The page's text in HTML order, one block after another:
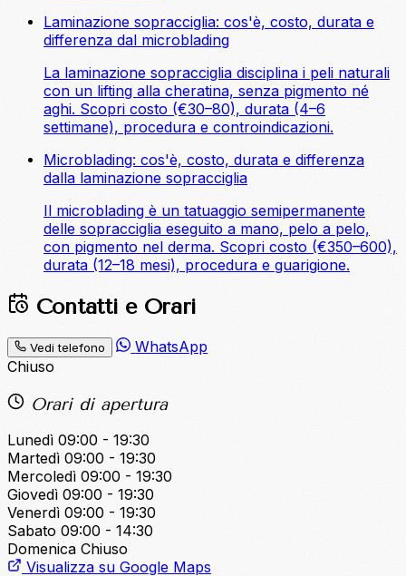
Laminazione sopracciglia: cos'è, costo, durata e
differenza dal microblading
La laminazione sopracciglia disciplina i peli naturali
con un lifting alla cheratina, senza pigmento né
aghi. Scopri costo (€30–80), durata (4–6
settimane), procedura e controindicazioni.
Microblading: cos'è, costo, durata e differenza
dalla laminazione sopracciglia
Il microblading è un tatuaggio semipermanente
delle sopracciglia eseguito a mano, pelo a pelo,
con pigmento nel derma. Scopri costo (€350–600),
durata (12–18 mesi), procedura e guarigione.
Contatti e Orari
Vedi telefono
WhatsApp
Chiuso
Orari di apertura
Lunedì 09:00 - 19:30
Martedì 09:00 - 19:30
Mercoledì 09:00 - 19:30
Giovedì 09:00 - 19:30
Venerdì 09:00 - 19:30
Sabato 09:00 - 14:30
Domenica Chiuso
Visualizza su Google Maps